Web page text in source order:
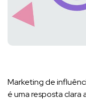
Marketing de
é uma resposta clara